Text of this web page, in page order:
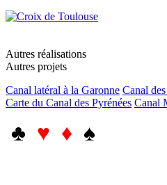
Autres réalisations
Autres projets
Canal latéral à la Garonne Canal
Carte du Canal des Pyrénées Canal
♣ ♥ ♦ ♠